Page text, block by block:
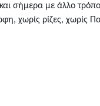
σήμερα με άλλο
χωρίς ρίζες, χωρίς